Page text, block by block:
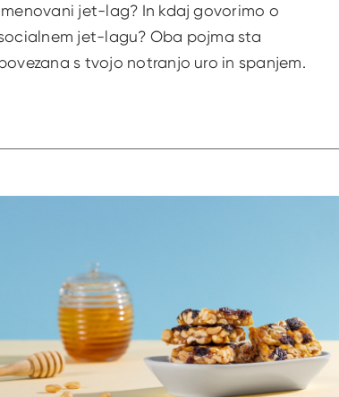
jet-lag? In kdaj govorimo o
jet-lagu? Oba pojma sta
s tvojo notranjo uro in spanjem.